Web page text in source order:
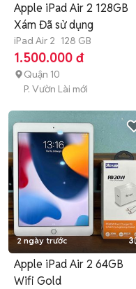
Apple iPad Air 2 128GB
Xám Đã sử dụng
iPad Air 2 128 GB
1.500.000 đ
Quận 10
P. Vườn Lài mới
2 ngày trước 3
Apple iPad Air 2 64GB
Wifi Gold